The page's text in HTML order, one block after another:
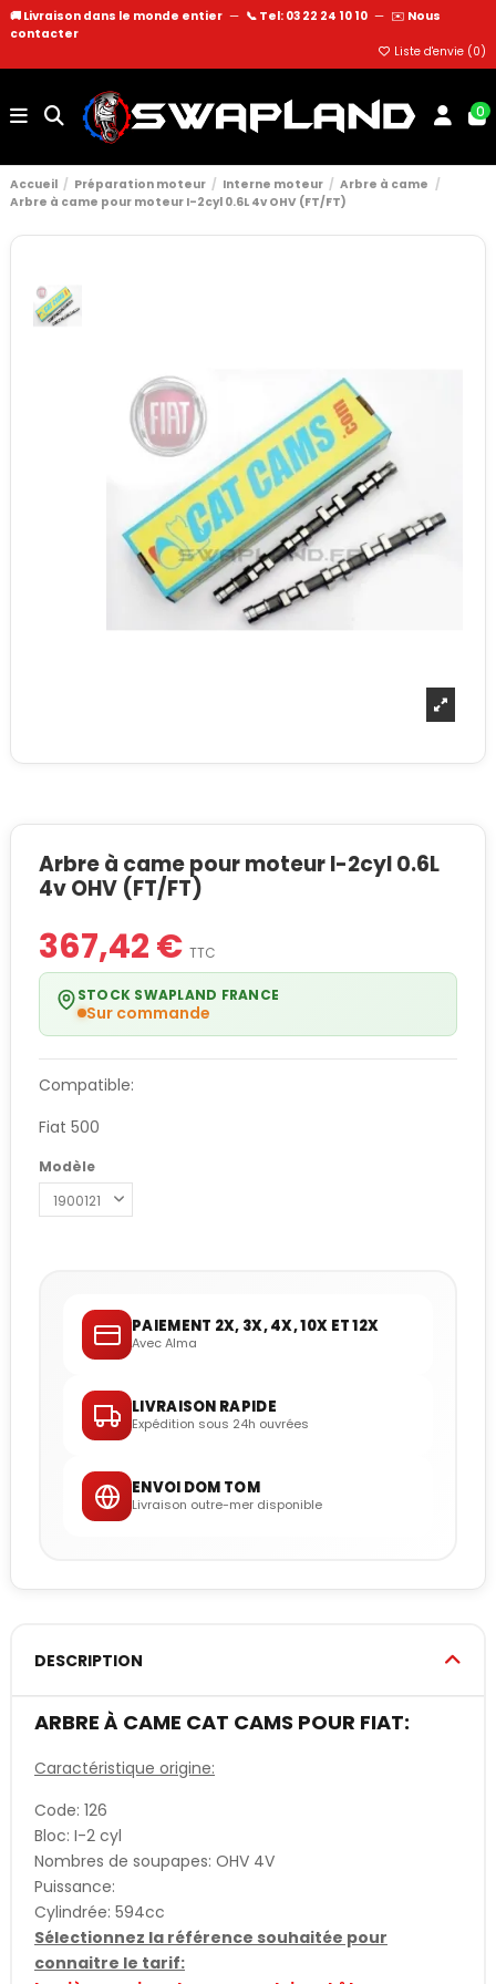
🚚 Livraison dans le monde entier — 📞 Tel: 03 22 24 10 10 — ✉️ Nous
contacter
Liste d'envie (0)
0
Accueil Préparation moteur Interne moteur
Arbre à came
Arbre à came pour moteur I-2cyl 0.6L 4v OHV (FT/FT)
Arbre à came pour moteur I-2cyl 0.6L
4v OHV (FT/FT)
367,42 € TTC
STOCK SWAPLAND FRANCE
Sur commande
Compatible:
Fiat 500
Modèle
PAIEMENT 2X, 3X, 4X, 10X ET 12X
Avec Alma
LIVRAISON RAPIDE
Expédition sous 24h ouvrées
ENVOI DOM TOM
Livraison outre-mer disponible
DESCRIPTION
ARBRE À CAME CAT CAMS POUR FIAT:
Caractéristique origine:
Code: 126
Bloc: I-2 cyl
Nombres de soupapes: OHV 4V
Puissance:
Cylindrée: 594cc
Sélectionnez la référence souhaitée pour
connaitre le tarif: